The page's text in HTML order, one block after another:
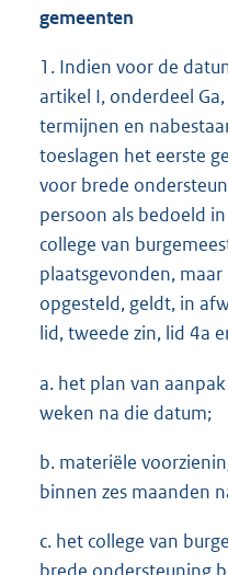
gemeenten
1. Indien voor de
artikel I, onderdeel
termijnen en
toeslagen het eerste
voor brede
persoon als bedoeld
college van
plaatsgevonden,
opgesteld, geldt, in
lid, tweede zin, lid 4a
a. het plan van
weken na die datum;
b. materiële
binnen zes maanden
c. het college van